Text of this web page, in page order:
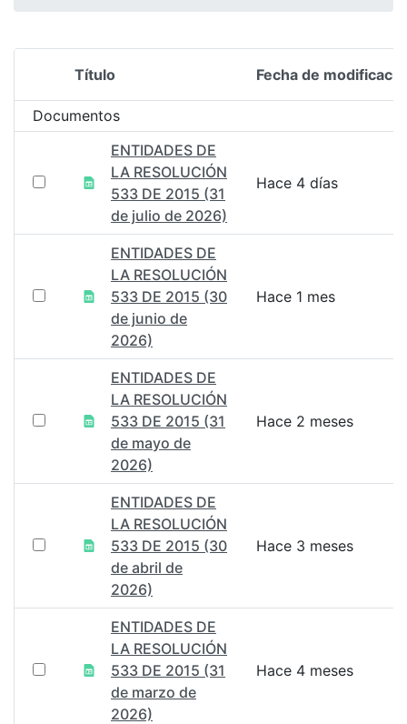
Selección del elemento
Título Fecha de
Documentos
ENTIDADES DE
LA RESOLUCIÓN
533 DE 2015 (31
de julio de 2026)
Hace 4 días
ENTIDADES DE
LA RESOLUCIÓN
533 DE 2015 (30
de junio de
2026)
Hace 1 mes
ENTIDADES DE
LA RESOLUCIÓN
533 DE 2015 (31
de mayo de
2026)
Hace 2 meses
ENTIDADES DE
LA RESOLUCIÓN
533 DE 2015 (30
de abril de
2026)
Hace 3 meses
ENTIDADES DE
LA RESOLUCIÓN
533 DE 2015 (31
de marzo de
2026)
Hace 4 meses